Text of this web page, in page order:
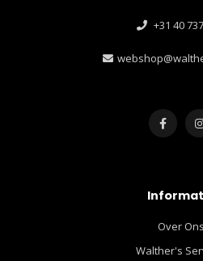
+31 40
Over Ons
Walther's